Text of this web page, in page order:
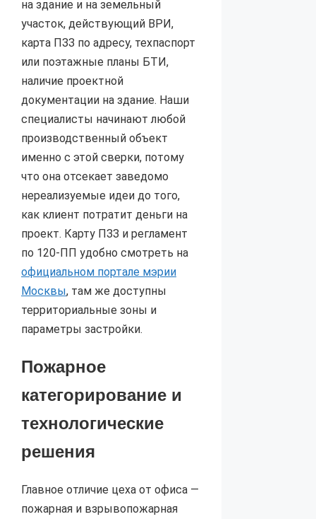
на здание и на земельный
участок, действующий ВРИ,
карта ПЗЗ по адресу, техпаспорт
или поэтажные планы БТИ,
наличие проектной
документации на здание. Наши
специалисты начинают любой
производственный объект
именно с этой сверки, потому
что она отсекает заведомо
нереализуемые идеи до того,
как клиент потратит деньги на
проект. Карту ПЗЗ и регламент
по 120-ПП удобно смотреть на
официальном портале мэрии
Москвы, там же доступны
территориальные зоны и
параметры застройки.
Пожарное
категорирование и
технологические
решения
Главное отличие цеха от офиса —
пожарная и взрывопожарная